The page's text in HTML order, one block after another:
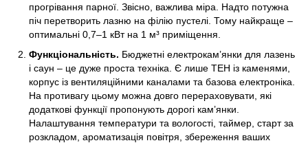
прогрівання парної. Звісно, важлива міра. Надто потужна
піч перетворить лазню на філію пустелі. Тому найкраще –
оптимальні 0,7–1 кВт на 1 м³ приміщення.
Функціональність. Бюджетні електрокам’янки для лазень
і саун – це дуже проста техніка. Є лише ТЕН із каменями,
корпус із вентиляційними каналами та базова електроніка.
На противагу цьому можна довго перераховувати, які
додаткові функції пропонують дорогі кам’янки.
Налаштування температури та вологості, таймер, старт за
розкладом, ароматизація повітря, збереження ваших